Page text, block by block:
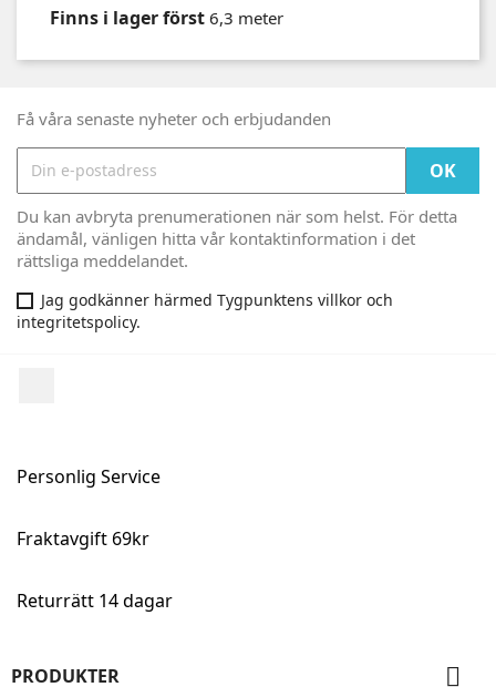
Finns i lager först 6,3 meter
Få våra senaste nyheter och erbjudanden
Du kan avbryta prenumerationen när som helst. För detta
ändamål, vänligen hitta vår kontaktinformation i det
rättsliga meddelandet.
Jag godkänner härmed Tygpunktens villkor och
integritetspolicy.
Personlig Service
Fraktavgift 69kr
Returrätt 14 dagar
PRODUKTER 